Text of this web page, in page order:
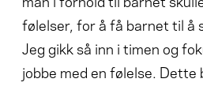
følelser, for å få barnet til å
Jeg gikk så inn i timen og
jobbe med en følelse. Dette